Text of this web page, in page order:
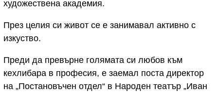
художествена академия.
През целия си живот се е занимавал активно с
изкуство.
Преди да превърне голямата си любов към
кехлибара в професия, е заемал поста директор
на „Постановъчен отдел“ в Народен театър „Иван